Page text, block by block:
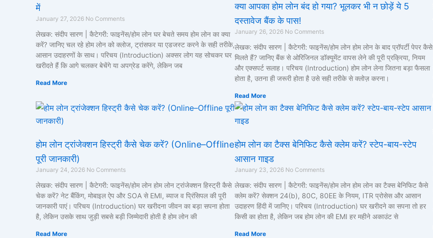
में
January 27, 2026 No Comments
लेखक: संदीप सारण | कैटेगरी: फाइनेंस/होम लोन घर बेचते समय होम लोन का क्या
करें? जानिए चल रहे होम लोन को क्लोज, ट्रांसफर या एडजस्ट करने के सही तरीके,
आसान उदाहरणों के साथ। परिचय (Introduction) अक्सर लोग यह सोचकर घर
खरीदते हैं कि आगे चलकर बेचेंगे या अपग्रेड करेंगे, लेकिन जब
Read More
क्या आपका होम लोन बंद हो गया? भूलकर भी न छोड़ें ये 5
दस्तावेज बैंक के पास!
January 26, 2026 No Comments
लेखक: संदीप सारण | कैटेगरी: फाइनेंस/होम लोन होम लोन के बाद प्रॉपर्टी पेपर कैसे
मिलते हैं? जानिए बैंक से ओरिजिनल डॉक्यूमेंट वापस लेने की पूरी प्रक्रिया, नियम
और एक्सपर्ट सलाह। परिचय (Introduction) होम लोन लेना जितना बड़ा फैसला
होता है, उतना ही जरूरी होता है उसे सही तरीके से क्लोज़ करना।
Read More
होम लोन ट्रांजेक्शन हिस्ट्री कैसे चेक करें? (Online–Offline
पूरी जानकारी)
January 24, 2026 No Comments
लेखक: संदीप सारण | कैटेगरी: फाइनेंस/होम लोन होम लोन ट्रांजेक्शन हिस्ट्री कैसे
चेक करें? नेट बैंकिंग, मोबाइल ऐप और SOA से EMI, ब्याज व प्रिंसिपल की पूरी
जानकारी पाएं। परिचय (Introduction) घर खरीदना जीवन का बड़ा सपना होता
है, लेकिन उसके साथ जुड़ी सबसे बड़ी जिम्मेदारी होती है होम लोन की
Read More
होम लोन का टैक्स बेनिफिट कैसे क्लेम करें? स्टेप-बाय-स्टेप
आसान गाइड
January 23, 2026 No Comments
लेखक: संदीप सारण | कैटेगरी: फाइनेंस/होम लोन होम लोन का टैक्स बेनिफिट कैसे
क्लेम करें? सेक्शन 24(b), 80C, 80EE के नियम, ITR प्रोसेस और आसान
उदाहरण हिंदी में जानिए। परिचय (Introduction) घर खरीदने का सपना तो हर
किसी का होता है, लेकिन जब होम लोन की EMI हर महीने अकाउंट से
Read More